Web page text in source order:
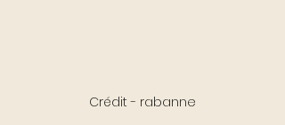
Crédit - rabanne